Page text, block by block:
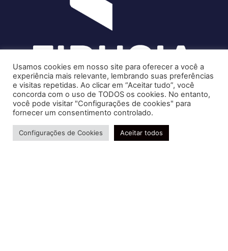
Soluções contábeis-fiscais-tributárias especializadas | CRC RJ
004856/O-7
Serviços
Usamos cookies em nosso site para oferecer a você a
experiência mais relevante, lembrando suas preferências
e visitas repetidas. Ao clicar em “Aceitar tudo”, você
concorda com o uso de TODOS os cookies. No entanto,
você pode visitar "Configurações de cookies" para
fornecer um consentimento controlado.
Configurações de Cookies Aceitar todos
Precisa de ajuda?